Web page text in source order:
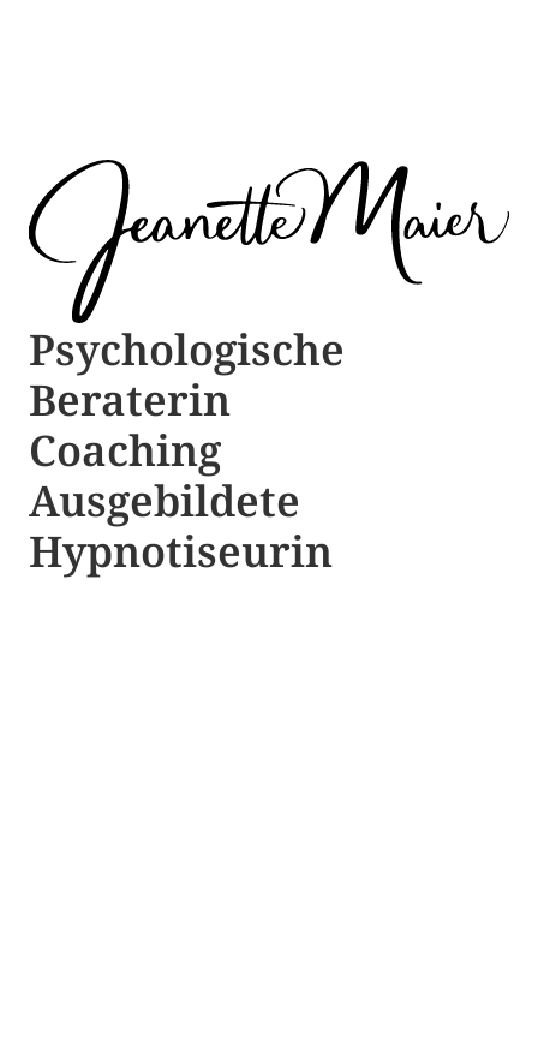
Psychologische ​​
Beraterin
Coaching
Ausgebildete​ ​
Hypnotiseurin